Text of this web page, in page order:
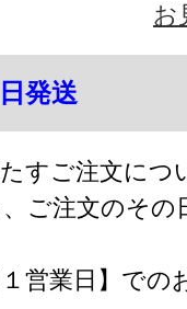
お
発送
すご注文につ
、ご注文のそ
営業日】での